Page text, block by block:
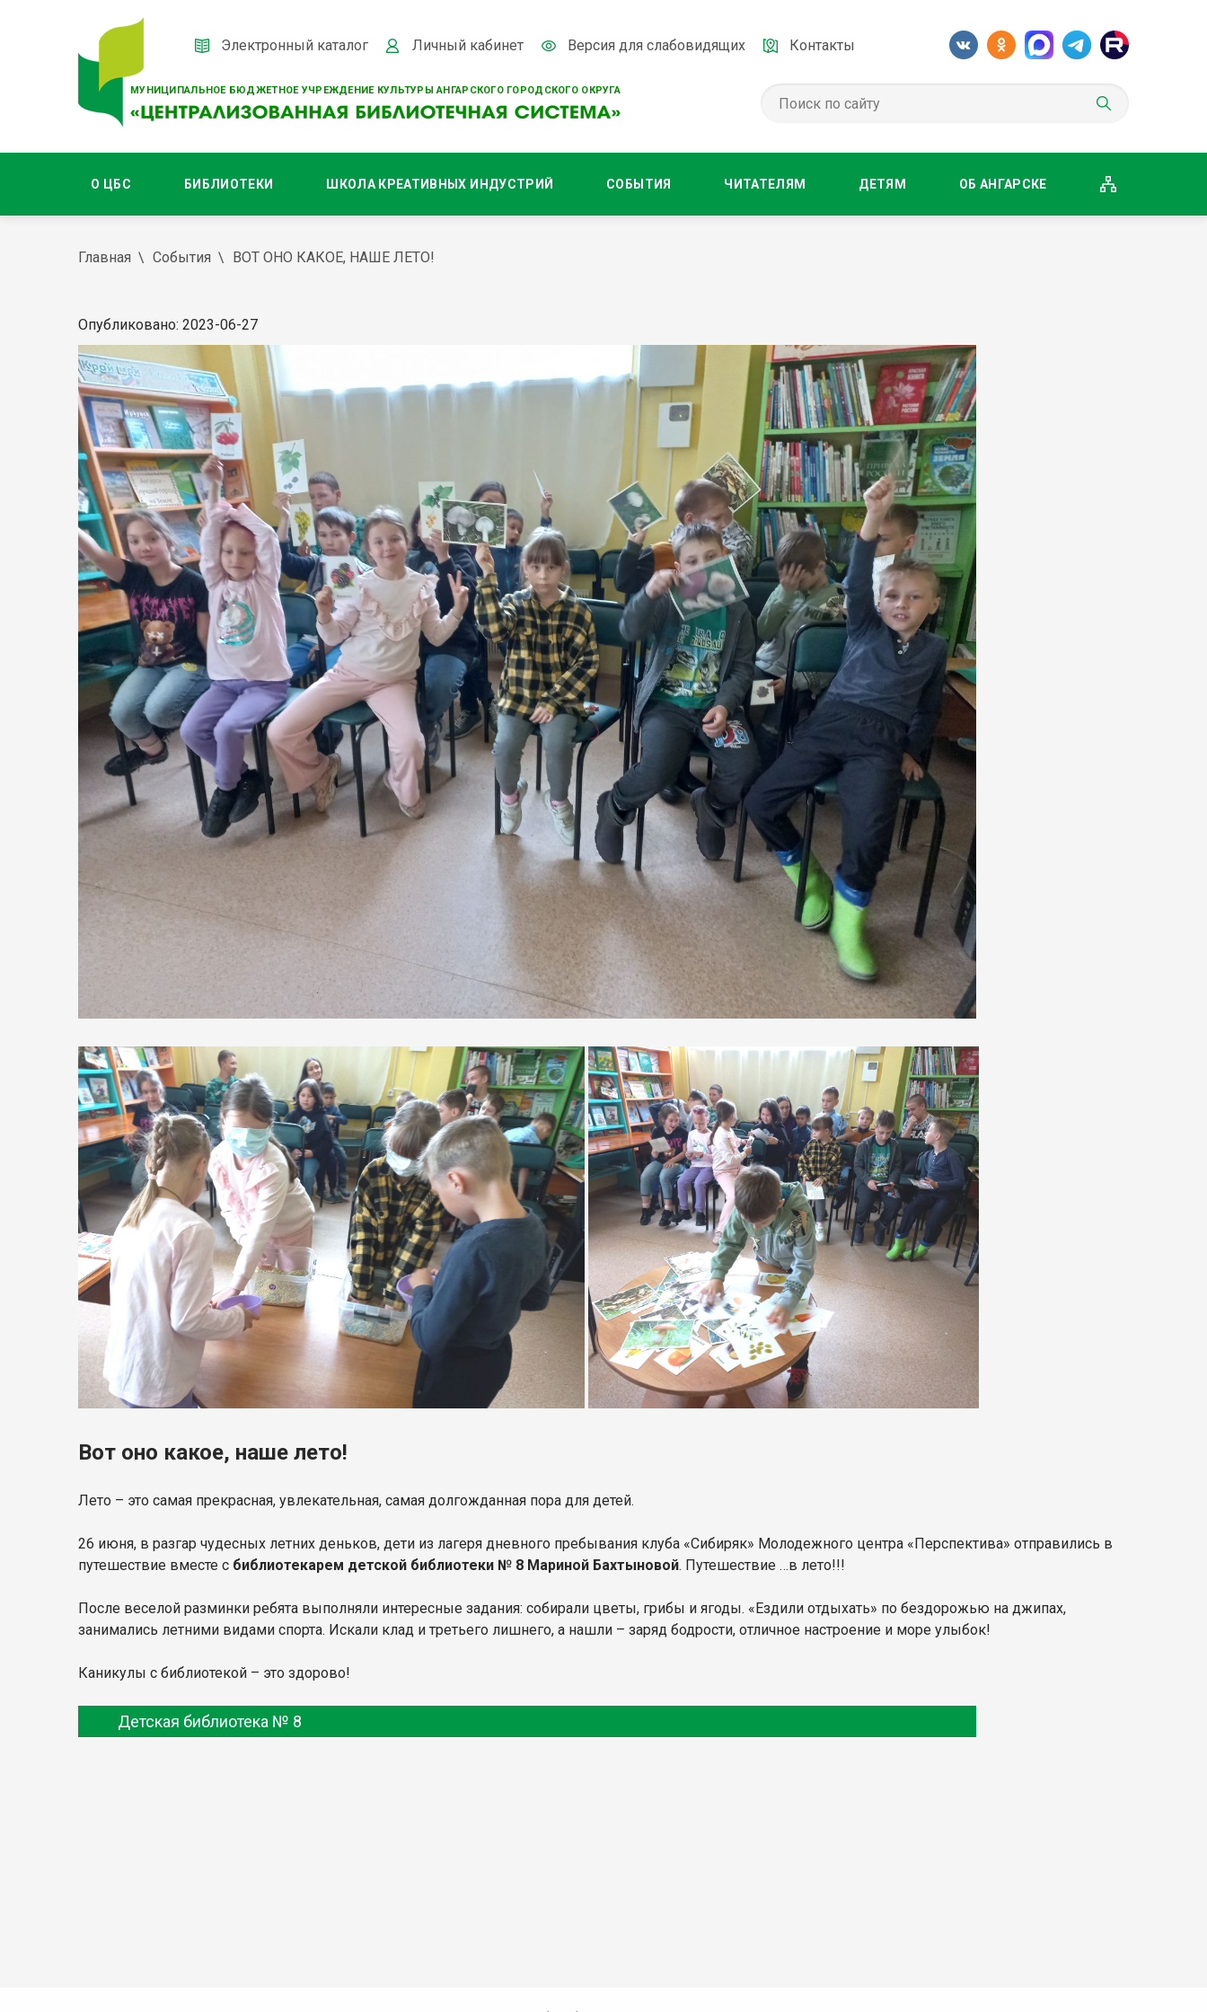
МУНИЦИПАЛЬНОЕ БЮДЖЕТНОЕ УЧРЕЖДЕНИЕ КУЛЬТУРЫ АНГАРСКОГО ГОРОДСКОГО ОКРУГА
Электронный каталог Личный кабинет Версия для слабовидящих Контакты
О ЦБС БИБЛИОТЕКИ ШКОЛА КРЕАТИВНЫХ ИНДУСТРИЙ СОБЫТИЯ ЧИТАТЕЛЯМ ДЕТЯМ ОБ АНГАРСКЕ
Главная События ВОТ ОНО КАКОЕ, НАШЕ ЛЕТО!
Опубликовано: 2023-06-27
Вот оно какое, наше лето!
Лето – это самая прекрасная, увлекательная, самая долгожданная пора для детей.
26 июня, в разгар чудесных летних деньков, дети из лагеря дневного пребывания клуба «Сибиряк» Молодежного центра «Перспектива» отправились в
путешествие вместе с библиотекарем детской библиотеки № 8 Мариной Бахтыновой. Путешествие …в лето!!!
После веселой разминки ребята выполняли интересные задания: собирали цветы, грибы и ягоды. «Ездили отдыхать» по бездорожью на джипах,
занимались летними видами спорта. Искали клад и третьего лишнего, а нашли – заряд бодрости, отличное настроение и море улыбок!
Каникулы с библиотекой – это здорово!
Детская библиотека № 8